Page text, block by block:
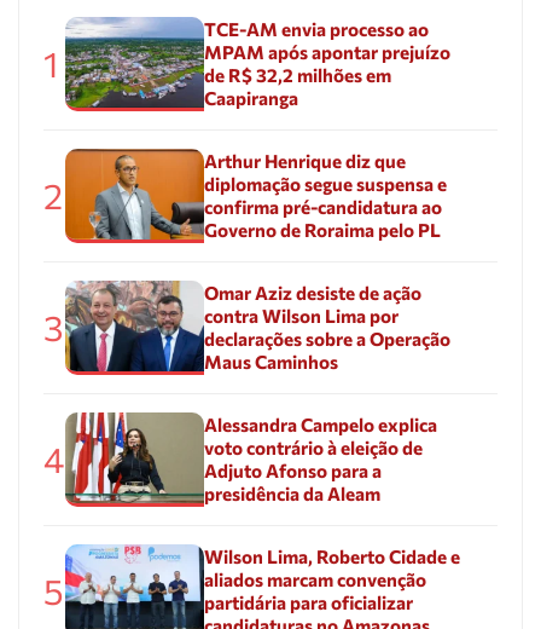
1
TCE-AM envia processo ao
MPAM após apontar prejuízo
de R$ 32,2 milhões em
Caapiranga
2
Arthur Henrique diz que
diplomação segue suspensa e
confirma pré-candidatura ao
Governo de Roraima pelo PL
3
Omar Aziz desiste de ação
contra Wilson Lima por
declarações sobre a Operação
Maus Caminhos
4
Alessandra Campelo explica
voto contrário à eleição de
Adjuto Afonso para a
presidência da Aleam
5
Wilson Lima, Roberto Cidade e
aliados marcam convenção
partidária para oficializar